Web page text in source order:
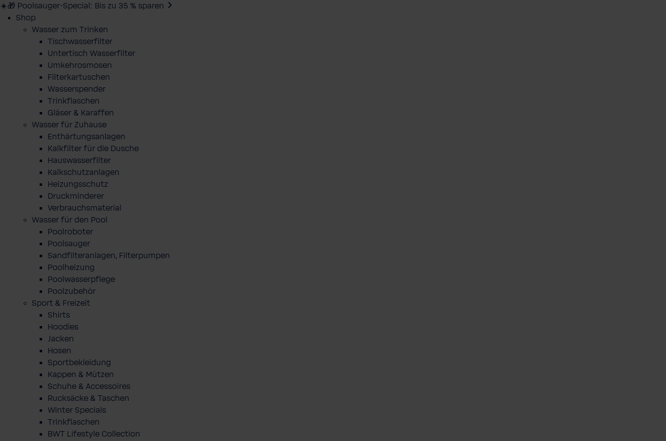
☀️🎁 Poolsauger-Special: Bis zu 35 % sparen
Shop
Wasser zum Trinken
Tischwasserfilter
Untertisch Wasserfilter
Umkehrosmosen
Filterkartuschen
Wasserspender
Trinkflaschen
Gläser & Karaffen
Wasser für Zuhause
Enthärtungsanlagen
Kalkfilter für die Dusche
Hauswasserfilter
Kalkschutzanlagen
Heizungsschutz
Druckminderer
Verbrauchsmaterial
Wasser für den Pool
Poolroboter
Poolsauger
Sandfilteranlagen, Filterpumpen
Poolheizung
Poolwasserpflege
Poolzubehör
Sport & Freizeit
Shirts
Hoodies
Jacken
Hosen
Sportbekleidung
Kappen & Mützen
Schuhe & Accessoires
Rucksäcke & Taschen
Winter Specials
Trinkflaschen
BWT Lifestyle Collection